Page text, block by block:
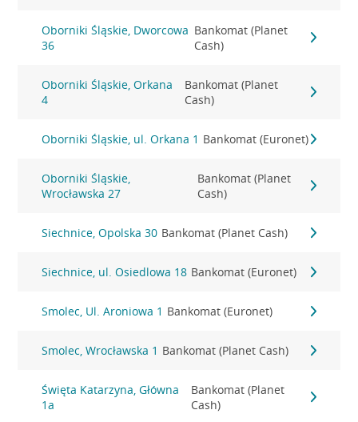
Oborniki Śląskie, Dworcowa
36
Bankomat (Planet
Cash)
Oborniki Śląskie, Orkana
4
Bankomat (Planet
Cash)
Oborniki Śląskie, ul. Orkana 1 Bankomat (Euronet)
Oborniki Śląskie,
Wrocławska 27
Bankomat (Planet
Cash)
Siechnice, Opolska 30 Bankomat (Planet Cash)
Siechnice, ul. Osiedlowa 18 Bankomat (Euronet)
Smolec, Ul. Aroniowa 1 Bankomat (Euronet)
Smolec, Wrocławska 1 Bankomat (Planet Cash)
Święta Katarzyna, Główna
1a
Bankomat (Planet
Cash)